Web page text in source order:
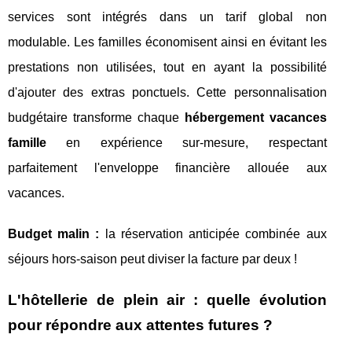
services sont intégrés dans un tarif global non
modulable. Les familles économisent ainsi en évitant les
prestations non utilisées, tout en ayant la possibilité
d'ajouter des extras ponctuels. Cette personnalisation
budgétaire transforme chaque hébergement vacances
famille en expérience sur-mesure, respectant
parfaitement l'enveloppe financière allouée aux
vacances.
Budget malin : la réservation anticipée combinée aux
séjours hors-saison peut diviser la facture par deux !
L'hôtellerie de plein air : quelle évolution
pour répondre aux attentes futures ?